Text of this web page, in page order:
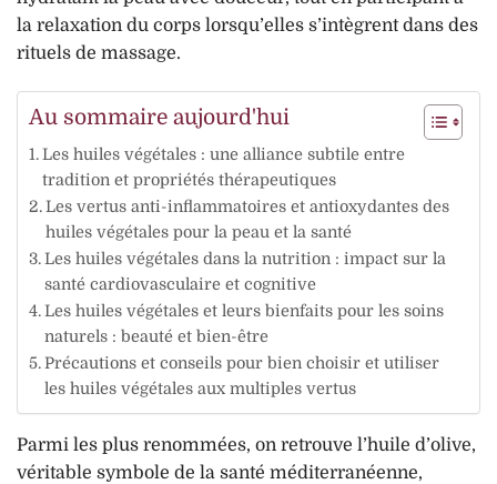
la relaxation du corps lorsqu’elles s’intègrent dans des
rituels de massage.
Au sommaire aujourd'hui
Les huiles végétales : une alliance subtile entre
tradition et propriétés thérapeutiques
Les vertus anti-inflammatoires et antioxydantes des
huiles végétales pour la peau et la santé
Les huiles végétales dans la nutrition : impact sur la
santé cardiovasculaire et cognitive
Les huiles végétales et leurs bienfaits pour les soins
naturels : beauté et bien-être
Précautions et conseils pour bien choisir et utiliser
les huiles végétales aux multiples vertus
Parmi les plus renommées, on retrouve l’huile d’olive,
véritable symbole de la santé méditerranéenne,